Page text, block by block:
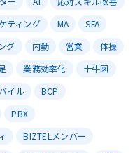
ティング MA
SFA
グ 内勤 営業
体操
業務効率化
十牛図
イル
BCP
PBX
BIZTELメンバー